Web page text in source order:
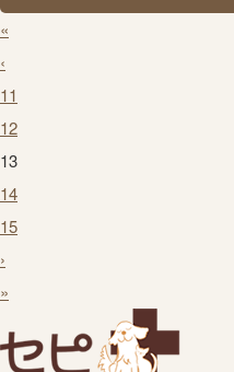
«
‹
11
12
13
14
15
›
»